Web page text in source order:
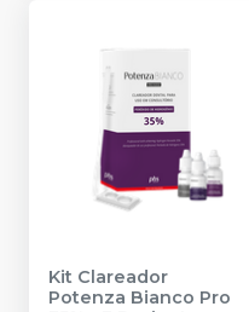
Kit Clareador
Potenza Bianco Pro